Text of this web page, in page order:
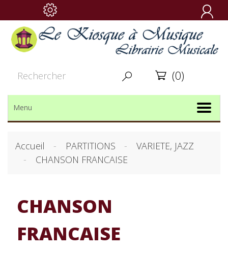

  (0)
Menu
Accueil PARTITIONS
VARIETE, JAZZ
CHANSON FRANCAISE
CHANSON
FRANCAISE